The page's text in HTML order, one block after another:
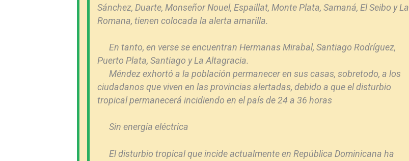
Sánchez, Duarte, Monseñor Nouel, Espaillat, Monte Plata, Samaná, El Seibo y La
Romana, tienen colocada la alerta amarilla.
En tanto, en verse se encuentran Hermanas Mirabal, Santiago Rodríguez,
Puerto Plata, Santiago y La Altagracia.
Méndez exhortó a la población permanecer en sus casas, sobretodo, a los
ciudadanos que viven en las provincias alertadas, debido a que el disturbio
tropical permanecerá incidiendo en el país de 24 a 36 horas
Sin energía eléctrica
El disturbio tropical que incide actualmente en República Dominicana ha